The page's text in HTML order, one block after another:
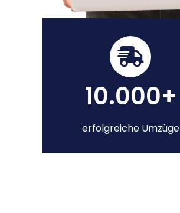
10.000+
erfolgreiche Umzüge